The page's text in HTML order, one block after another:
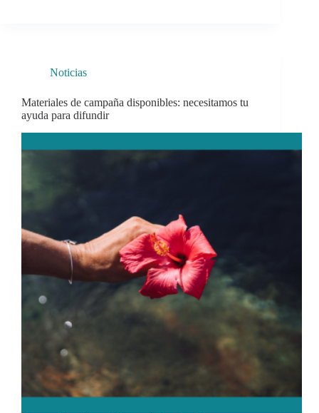
Noticias
Materiales de campaña disponibles: necesitamos tu
ayuda para difundir